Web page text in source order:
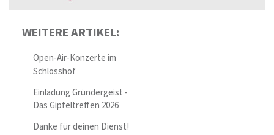
WEITERE ARTIKEL:
Open-Air-Konzerte im
Schlosshof
Einladung Gründergeist -
Das Gipfeltreffen 2026
Danke für deinen Dienst!